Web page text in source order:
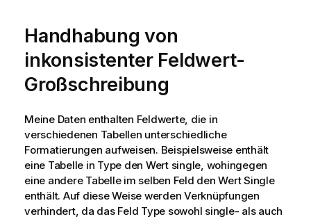
Handhabung von
inkonsistenter Feldwert-
Großschreibung
Meine Daten enthalten Feldwerte, die in
verschiedenen Tabellen unterschiedliche
Formatierungen aufweisen. Beispielsweise enthält
eine Tabelle in Type den Wert single, wohingegen
eine andere Tabelle im selben Feld den WertSingle
enthält. Auf diese Weise werden Verknüpfungen
verhindert, da das Feld Type sowohl single- als auch